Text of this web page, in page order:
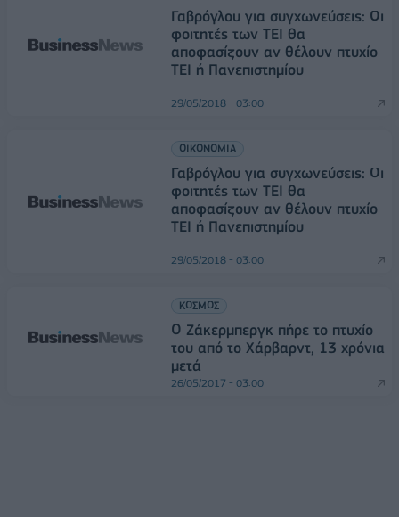
Γαβρόγλου για συγχωνεύσεις: Οι
φοιτητές των ΤΕΙ θα
αποφασίζουν αν θέλουν πτυχίο
ΤΕΙ ή Πανεπιστημίου
29/05/2018 - 03:00
ΟΙΚΟΝΟΜΙΑ
Γαβρόγλου για συγχωνεύσεις: Οι
φοιτητές των ΤΕΙ θα
αποφασίζουν αν θέλουν πτυχίο
ΤΕΙ ή Πανεπιστημίου
29/05/2018 - 03:00
ΚΟΣΜΟΣ
Ο Ζάκερμπεργκ πήρε το πτυχίο
του από το Χάρβαρντ, 13 χρόνια
μετά
26/05/2017 - 03:00